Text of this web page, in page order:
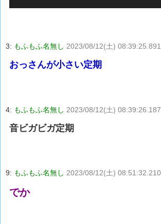
3: もふもふ名無し 2023/08/12(土)
おっさんが小さい定期
4: もふもふ名無し 2023/08/12(土)
音ビガビガ定期
9: もふもふ名無し 2023/08/12(土)
でか